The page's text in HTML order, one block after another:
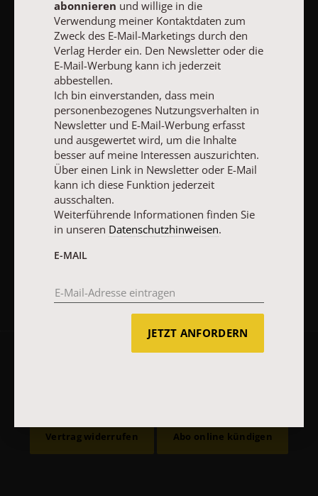
abonnieren
und willige in die Verwendung meiner Kontaktdaten
zum Zweck des E-Mail-Marketings durch den Verlag Herder ein.
Den Newsletter oder die E-Mail-Werbung kann ich jederzeit
abbestellen.
Ich bin einverstanden, dass mein personenbezogenes
Nutzungsverhalten in Newsletter und E-Mail-Werbung erfasst
und ausgewertet wird, um die Inhalte besser auf meine
Interessen auszurichten. Über einen Link in Newsletter oder E-
Mail kann ich diese Funktion jederzeit ausschalten.
Weiterführende Informationen finden Sie in unseren
Datenschutzhinweisen.
Vertrag widerrufen Abo online kündigen
abonnieren und willige in die
Verwendung meiner Kontaktdaten zum
Zweck des E-Mail-Marketings durch den
Verlag Herder ein. Den Newsletter oder die
E-Mail-Werbung kann ich jederzeit
abbestellen.
Ich bin einverstanden, dass mein
personenbezogenes Nutzungsverhalten in
Newsletter und E-Mail-Werbung erfasst
und ausgewertet wird, um die Inhalte
besser auf meine Interessen auszurichten.
Über einen Link in Newsletter oder E-Mail
kann ich diese Funktion jederzeit
ausschalten.
Weiterführende Informationen finden Sie
in unseren Datenschutzhinweisen.
E-MAIL
JETZT ANFORDERN